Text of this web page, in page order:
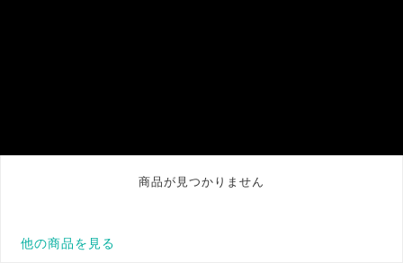
商品が見つかりません
他の商品を見る